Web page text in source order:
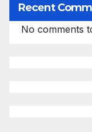
Recent
No comments